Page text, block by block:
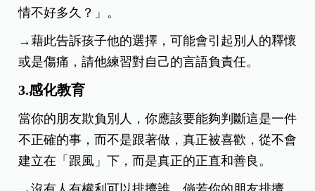
情不好多久？」。
→藉此告訴孩子他的選擇，可能會引起別人的釋懷
或是傷痛，請他練習對自己的言語負責任。
3.感化教育
當你的朋友欺負別人，你應該要能夠判斷這是一件
不正確的事，而不是跟著做，真正被喜歡，從不會
建立在「跟風」下，而是真正的正直和善良。